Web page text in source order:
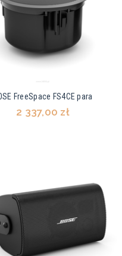
FreeSpace FS4CE para
2 337,00 zł